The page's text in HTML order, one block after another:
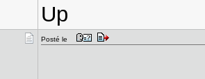
Up
Posté le